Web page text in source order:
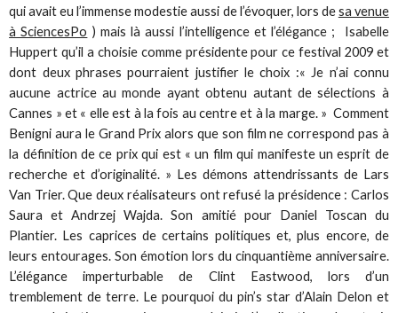
qui avait eu l’immense modestie aussi de l’évoquer, lors desa venue
à SciencesPo ) mais là aussi l’intelligence et l’élégance ; Isabelle
Huppert qu’il a choisie comme présidente pour ce festival 2009 et
dont deux phrases pourraient justifier le choix :« Je n’ai connu
aucune actrice au monde ayant obtenu autant de sélections à
Cannes » et « elle est à la fois au centre et à la marge. » Comment
Benigni aura le Grand Prix alors que son film ne correspond pas à
la définition de ce prix qui est « un film qui manifeste un esprit de
recherche et d’originalité. » Les démons attendrissants de Lars
Van Trier. Que deux réalisateurs ont refusé la présidence : Carlos
Saura et Andrzej Wajda. Son amitié pour Daniel Toscan du
Plantier. Les caprices de certains politiques et, plus encore, de
leurs entourages. Son émotion lors du cinquantième anniversaire.
L’élégance imperturbable de Clint Eastwood, lors d’un
tremblement de terre. Le pourquoi du pin’s star d’Alain Delon et